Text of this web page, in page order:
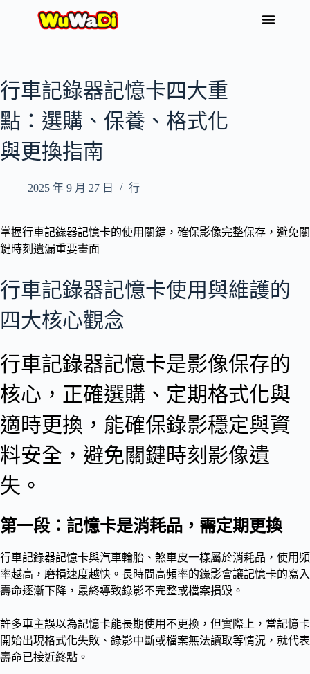
行車記錄器記憶卡四大重
點：選購、保養、格式化
與更換指南
2025 年 9 月 27 日 行
掌握行車記錄器記憶卡的使用關鍵，確保影像完整保存，避免關
鍵時刻遺漏重要畫面
行車記錄器記憶卡使用與維護的
四大核心觀念
行車記錄器記憶卡是影像保存的
核心，正確選購、定期格式化與
適時更換，能確保錄影穩定與資
料安全，避免關鍵時刻影像遺
失。
第一段：記憶卡是消耗品，需定期更換
行車記錄器記憶卡與汽車輪胎、煞車皮一樣屬於消耗品，使用頻
率越高，磨損速度越快。長時間高頻率的錄影會讓記憶卡的寫入
壽命逐漸下降，最終導致錄影不完整或檔案損毀。
許多車主誤以為記憶卡能長期使用不更換，但實際上，當記憶卡
開始出現格式化失敗、錄影中斷或檔案無法讀取等情況，就代表
壽命已接近終點。